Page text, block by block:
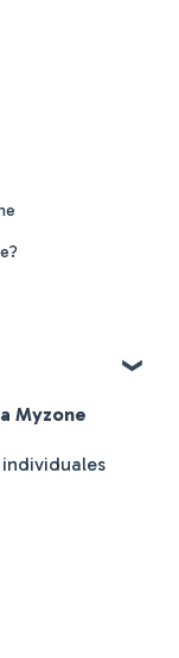
Myzone